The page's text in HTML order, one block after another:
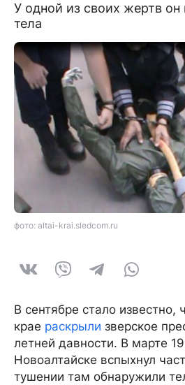
У одной из своих жертв он
тела
фото: altai-krai.sledcom.ru
В сентябре стало известно,
крае раскрыли зверское
летней давности. В марте
Новоалтайске вспыхнул
тушении там обнаружили